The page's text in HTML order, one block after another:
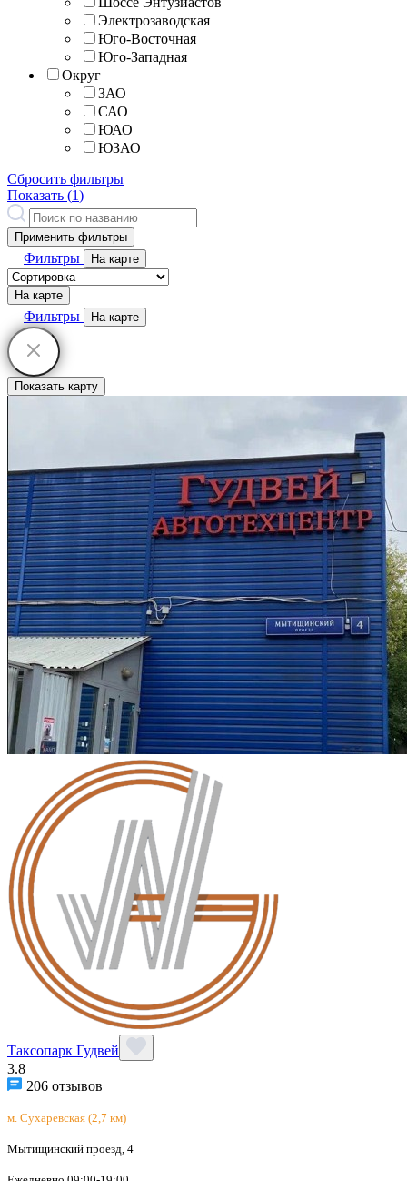
Электрозаводская
Юго-Восточная
Юго-Западная
Округ
ЗАО
САО
ЮАО
ЮЗАО
Сбросить фильтры
Показать (1)
Применить фильтры
Фильтры На карте
На карте
Фильтры На карте
Показать карту
Таксопарк Гудвей
3.8
206 отзывов
м. Сухаревская (2,7 км)
Мытищинский проезд, 4